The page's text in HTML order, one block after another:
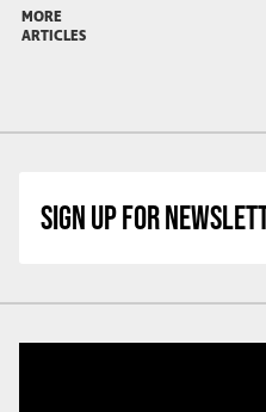
MORE
ARTICLES
SIGN UP FOR